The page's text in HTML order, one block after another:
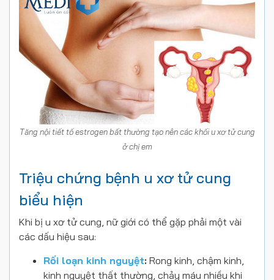
Tăng nội tiết tố estrogen bất thường tạo nên các khối u xơ tử cung
ở chị em
Triệu chứng bệnh u xơ tử cung
biểu hiện
Khi bị u xơ tử cung, nữ giới có thể gặp phải một vài
các dấu hiệu sau:
Rối loạn kinh nguyệt: Rong kinh, chậm kinh,
kinh nguyệt thất thường, chảy máu nhiều khi